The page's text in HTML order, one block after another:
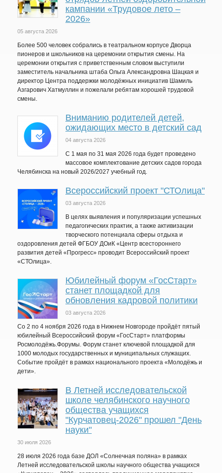
кампании «Трудовое лето –
2026»
05 августа 2026
Более 500 человек собрались в театральном корпусе Дворца
пионеров и школьников на церемонии открытия смены. На
церемонии открытия с приветственным словом выступили
заместитель начальника штаба Ольга Александровна Шацкая и
директор Центра поддержки молодёжных инициатив Шамиль
Азгарович Хатмуллин и пожелали ребятам хорошей трудовой
смены.
Вниманию родителей детей,
ожидающих место в детский сад
04 августа 2026
C 1 мая по 31 мая 2026 года будет проведено
массовое комплектование детских садов города
Челябинска на новый 2026/2027 учебный год.
Всероссийский проект "СТОлица"
03 августа 2026
В целях выявления и популяризации успешных
педагогических практик, а также активизации
творческого потенциала сферы отдыха и
оздоровления детей ФГБОУ ДОиК «Центр всестороннего
развития детей «Прогресс» проводит Всероссийский проект
«СТОлица».
Юбилейный форум «ГосСтарт»
станет площадкой для
обновления кадровой политики
03 августа 2026
Со 2 по 4 ноября 2026 года в Нижнем Новгороде пройдёт пятый
юбилейный Всероссийский форум «ГосСтарт» платформы
Росмолодёжь.Форумы. Форум станет ключевой площадкой для
1000 молодых государственных и муниципальных служащих.
Событие пройдёт в рамках национального проекта «Молодёжь и
дети».
В Летней исследовательской
школе челябинского научного
общества учащихся
"Курчатовец-2026" прошел "День
науки"
30 июля 2026
28 июля 2026 года базе ДОЛ «Солнечная поляна» в рамках
Летней исследовательской школы научного общества учащихся